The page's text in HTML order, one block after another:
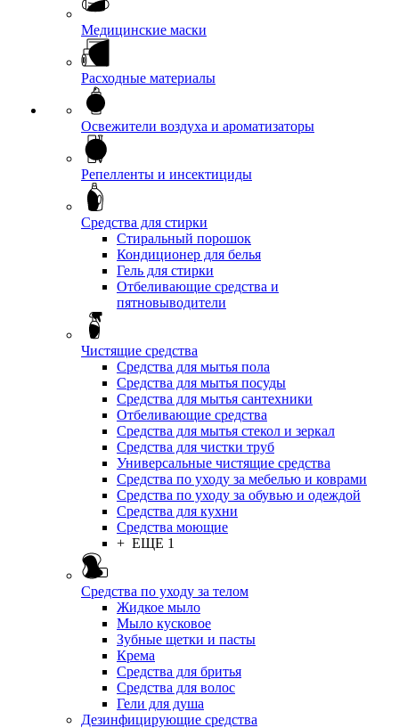
Медицинские маски
Расходные материалы
Освежители воздуха и ароматизаторы
Репелленты и инсектициды
Средства для стирки
Стиральный порошок
Кондиционер для белья
Гель для стирки
Отбеливающие средства и
пятновыводители
Чистящие средства
Средства для мытья пола
Средства для мытья посуды
Средства для мытья сантехники
Отбеливающие средства
Средства для мытья стекол и зеркал
Средства для чистки труб
Универсальные чистящие средства
Средства по уходу за мебелью и коврами
Средства по уходу за обувью и одеждой
Средства для кухни
Средства моющие
+ ЕЩЕ 1
Средства по уходу за телом
Жидкое мыло
Мыло кусковое
Зубные щетки и пасты
Крема
Средства для бритья
Средства для волос
Гели для душа
Дезинфицирующие средства